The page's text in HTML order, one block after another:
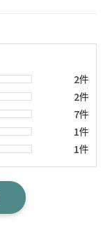
2件
2件
7件
1件
1件